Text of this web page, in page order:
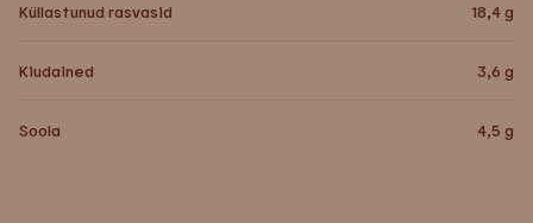
Küllastunud rasvasid 18,4g
Kiudained 3,6 g
Soola 4,5 g